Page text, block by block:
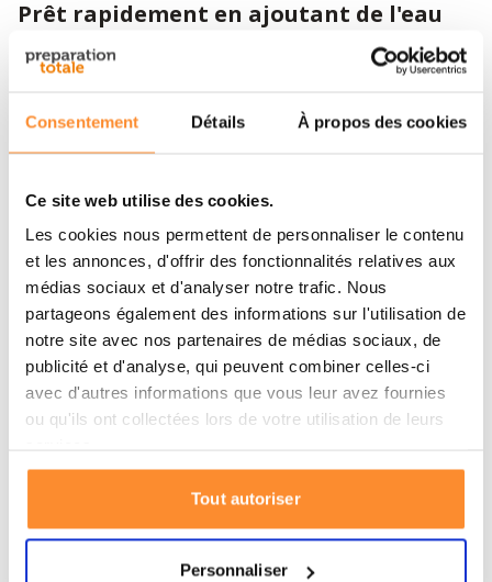
Consentement Détails À propos des cookies
Ce site web utilise des cookies.
Les cookies nous permettent de personnaliser le contenu
et les annonces, d'offrir des fonctionnalités relatives aux
médias sociaux et d'analyser notre trafic. Nous
partageons également des informations sur l'utilisation de
notre site avec nos partenaires de médias sociaux, de
publicité et d'analyse, qui peuvent combiner celles-ci
avec d'autres informations que vous leur avez fournies
ou qu'ils ont collectées lors de votre utilisation de leurs
Tout autoriser
Personnaliser
Prêt rapidement en ajoutant de l'eau
Préparer un ragoût soi-même peut prendre du temps.
Avec cette version de Katadyn, c'est tout le contraire. Le
gros du travail est déjà fait. Tout ce que vous avez à
faire est d'ajouter de l'eau. Comme vous n'avez pas
beaucoup d'énergie. Le gaz et l'électricité étant
important. Il vous faut 1950 millilitres d'eau pour 6
portions. Il est bien sûr possible de préparer une ou
seulement quelques portions à la fois.
Un plat nutritif pour une ration
d'urgence
Ce ragoût contient tous les nutriments dont vous avez
énergie rapide. En outre, vous mangez varié grâce aux
rations d'urgence de Katadyn. Ce ragoût épicé n'est
qu'un des nombreux plats que vous pouvez conserver